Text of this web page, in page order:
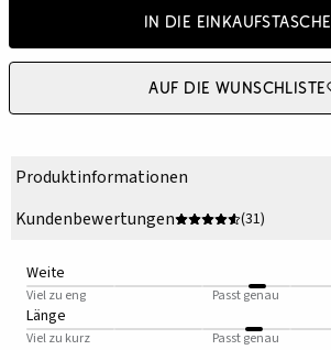
In die Einkaufstasche
Auf die Wunschliste
Produktinformationen
Kundenbewertungen
(31)
Weite
Viel zu eng Passt genau
Länge
Viel zu kurz Passt genau